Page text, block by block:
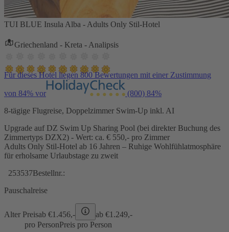
TUI BLUE Insula Alba - Adults Only Stil-Hotel
Griechenland - Kreta - Analipsis
Für dieses Hotel liegen 800 Bewertungen mit einer Zustimmung
von 84% vor (800) 84%
8-tägige Flugreise, Doppelzimmer Swim-Up inkl. AI
Upgrade auf DZ Swim Up Sharing Pool (bei direkter Buchung des
Zimmertyps DZX2) - Wert: ca. € 550,- pro Zimmer
Adults Only Stil-Hotel ab 16 Jahren – Ruhige Wohlfühlatmosphäre
für erholsame Urlaubstage zu zweit
253537Bestellnr.:
Pauschalreise
Alter Preisab €1.456,- ab €1.249,-
pro PersonPreis pro Person